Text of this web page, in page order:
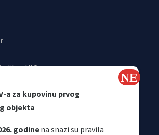
a za kupovinu prvog
objekta
godine na snazi su pravila
UIO
makroekonomsku analizu